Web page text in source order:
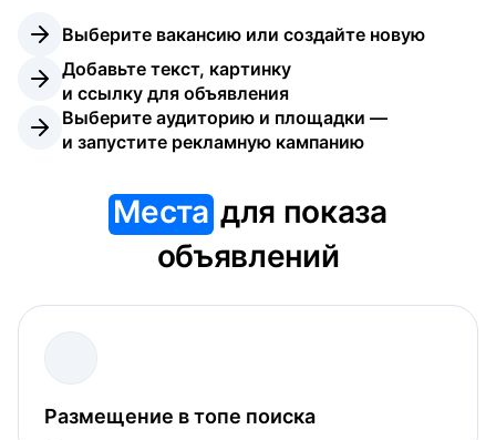
Выберите вакансию или создайте новую
Добавьте текст, картинку
и ссылку для объявления
Выберите аудиторию и площадки —
и запустите рекламную кампанию
Местадля показа
объявлений
Размещение в топе поиска